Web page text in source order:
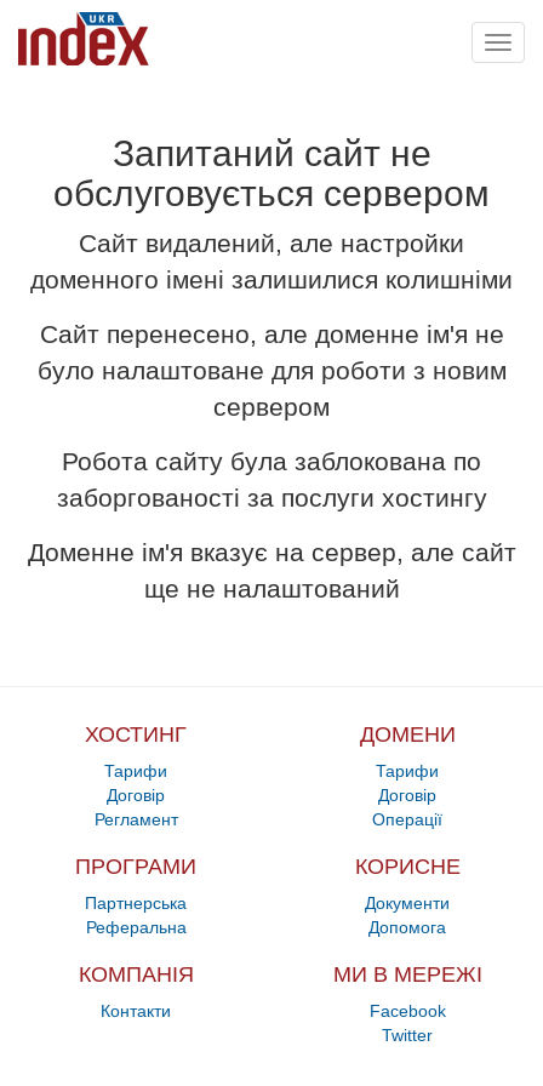
Запитаний сайт не
обслуговується сервером
Сайт видалений, але настройки
доменного імені залишилися колишніми
Сайт перенесено, але доменне ім'я не
було налаштоване для роботи з новим
сервером
Робота сайту була заблокована по
заборгованості за послуги хостингу
Доменне ім'я вказує на сервер, але сайт
ще не налаштований
ХОСТИНГ
Тарифи
Договір
Регламент
ДОМЕНИ
Тарифи
Договір
Операції
ПРОГРАМИ
Партнерська
Реферальна
КОРИСНЕ
Документи
Допомога
КОМПАНІЯ
Контакти
МИ В МЕРЕЖІ
Facebook
Twitter